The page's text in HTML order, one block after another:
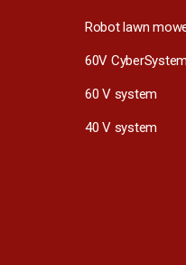
Robot lawn
60V CyberSystem
60 V system
40 V system